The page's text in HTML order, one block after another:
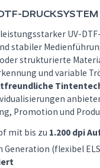
DRUCKSYSTEM
UV-
stabiler
strukturierte
und variable
Promotion und
mit bis zu 1.200 dpi
(flexibel